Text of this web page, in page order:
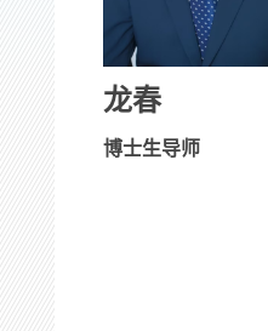
龙春
博士生导师